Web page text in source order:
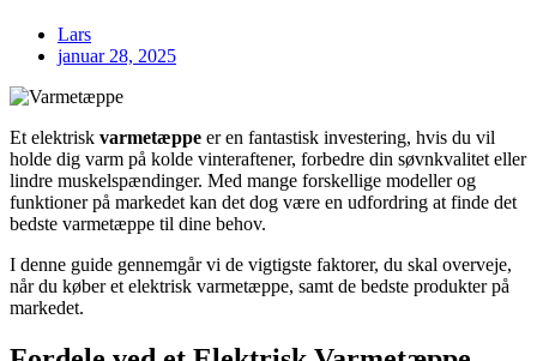
Lars
januar 28, 2025
Et elektrisk varmetæppe er en fantastisk investering, hvis du vil
holde dig varm på kolde vinteraftener, forbedre din søvnkvalitet eller
lindre muskelspændinger. Med mange forskellige modeller og
funktioner på markedet kan det dog være en udfordring at finde det
bedste varmetæppe til dine behov.
I denne guide gennemgår vi de vigtigste faktorer, du skal overveje,
når du køber et elektrisk varmetæppe, samt de bedste produkter på
markedet.